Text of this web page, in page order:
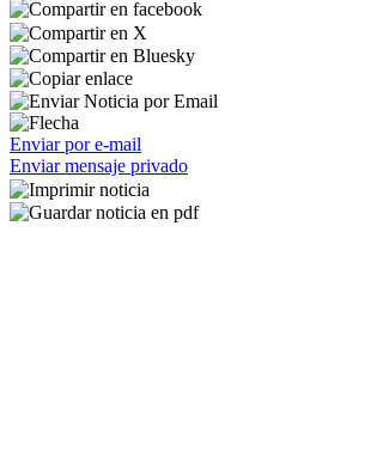
Enviar por e-mail
Enviar mensaje privado